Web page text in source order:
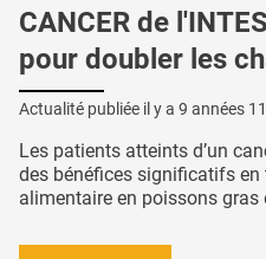
CANCER de
pour doubler les
Actualité publiée il y a 9 années
Les patients atteints d’un
des bénéfices significatifs en
alimentaire en poissons gras